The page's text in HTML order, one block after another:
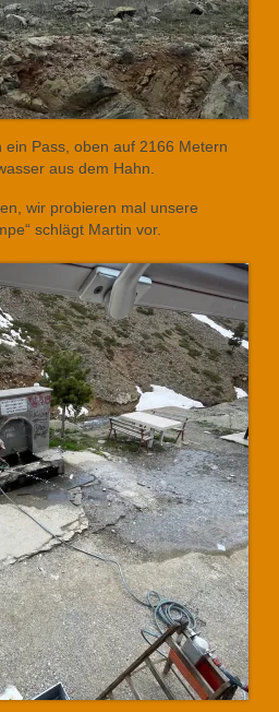
Pass, oben auf 2166 Metern
aus dem Hahn.
wir probieren mal unsere
schlägt Martin vor.